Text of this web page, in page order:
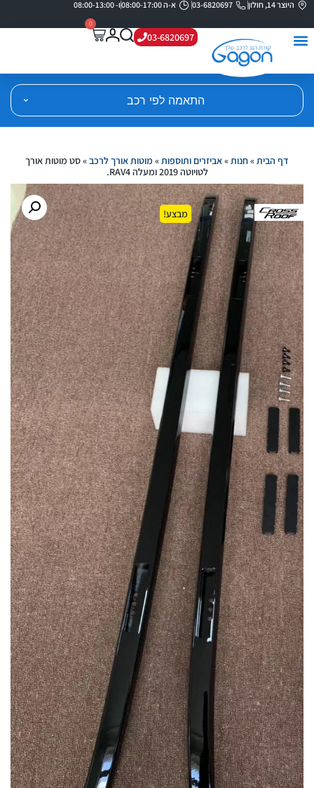
היוצר 14, חולון 03-6820697 א-ה 08:00-17:00 ו- 08:00-13:00
03-6820697
0
התאמה לפי רכב
דף הבית»חנות»אביזרים ותוספות» מוטות אורך לרכב»סט מוטות אורך
לטויוטה 2019 ומעלה RAV4.
מבצע!